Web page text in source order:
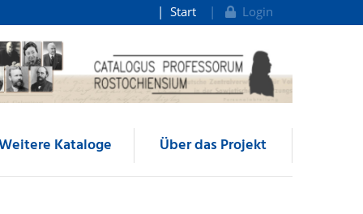
Start Login
Kataloge Über das Projekt